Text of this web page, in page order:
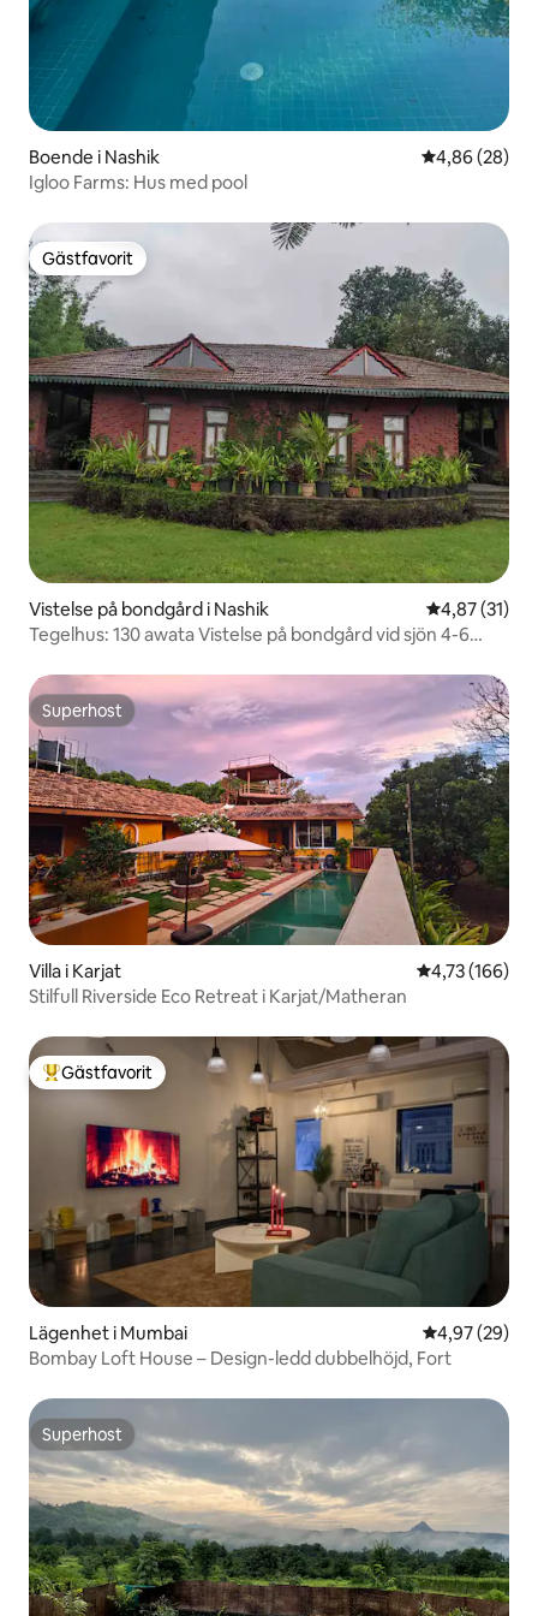
Boende i Nashik 4,86 av 5 i
4,86 (28)
Igloo Farms: Hus med pool
Gästfavorit
Gästfavorit
Vistelse på bondgård i Nashik 4,87 av 5 i
4,87 (31)
Tegelhus: 130 awata Vistelse på bondgård vid sjön 4-6
Superhost
Superhost
Villa i Karjat 4,73 av 5 i
4,73 (166)
Stilfull Riverside Eco Retreat i Karjat/Matheran
Populär gästfavorit
Gästfavorit
Lägenhet i Mumbai 4,97 av 5 i
4,97 (29)
Bombay Loft House – Design-ledd dubbelhöjd, Fort
Superhost
Superhost